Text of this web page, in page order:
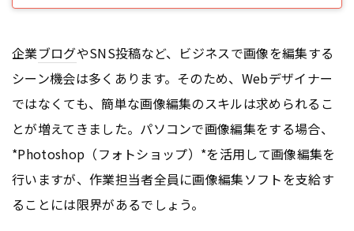
企業ブログやSNS投稿など、ビジネスで画像を編集する
シーン機会は多くあります。そのため、Webデザイナー
ではなくても、簡単な画像編集のスキルは求められるこ
とが増えてきました。パソコンで画像編集をする場合、
*Photoshop（フォトショップ）*を活用して画像編集を
行いますが、作業担当者全員に画像編集ソフトを支給す
ることには限界があるでしょう。